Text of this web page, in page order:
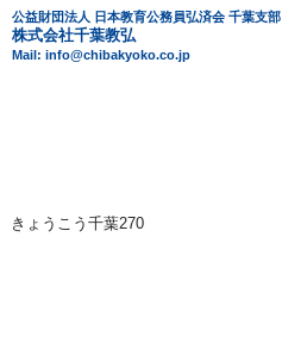
公益財団法人 日本教育公務員弘済会 千葉支部
株式会社千葉教弘
Mail: info@chibakyoko.co.jp
きょうこう千葉270